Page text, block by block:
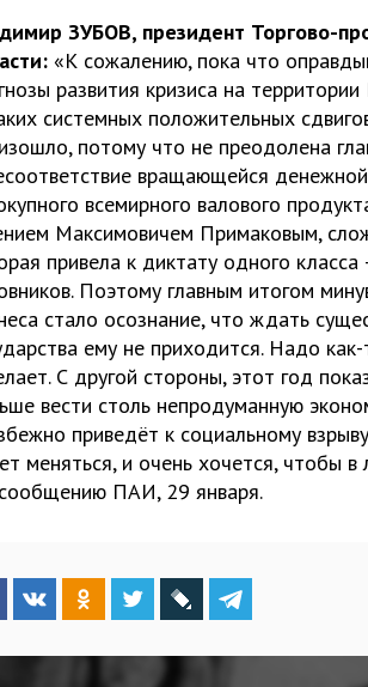
ЗУБОВ, президент Торгово-
«К сожалению, пока что
развития кризиса на
системных положительных
потому что не преодолена
вращающейся
всемирного валового
Максимовичем Примаковым,
привела к диктату одного
Поэтому главным итогом
стало осознание, что ждать
ему не приходится. Надо
С другой стороны, этот год
вести столь непродуманную
приведёт к социальному
меняться, и очень хочется, чтобы
ПАИ, 29 января.